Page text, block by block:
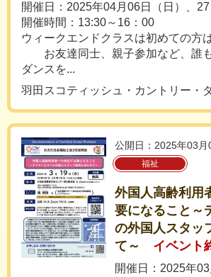
開催日：2025年04月06日（日）、27
開催時間：13:30～16：00
ウィークエンドクラスは初めての方
お友達同士、親子参加など、誰
ダンスを...
羽田スコティッシュ・カントリー・
公開日：2025年03月
福祉
外国人高齢利用
要になること～
の外国人スタッ
て～
イベント
開催日：2025年03